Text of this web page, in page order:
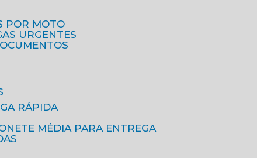
POR MOTO
URGENTES
RÁPIDA
MÉDIA PARA ENTREGA